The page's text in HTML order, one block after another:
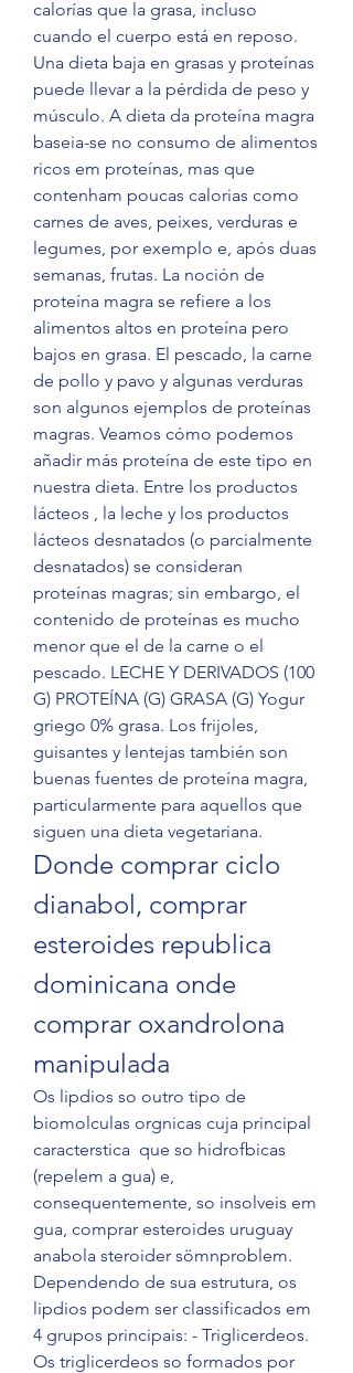
calorías que la grasa, incluso
cuando el cuerpo está en reposo.
Una dieta baja en grasas y proteínas
puede llevar a la pérdida de peso y
músculo. A dieta da proteína magra
baseia-se no consumo de alimentos
ricos em proteínas, mas que
contenham poucas calorias como
carnes de aves, peixes, verduras e
legumes, por exemplo e, após duas
semanas, frutas. La noción de
proteína magra se refiere a los
alimentos altos en proteína pero
bajos en grasa. El pescado, la carne
de pollo y pavo y algunas verduras
son algunos ejemplos de proteínas
magras. Veamos cómo podemos
añadir más proteína de este tipo en
nuestra dieta. Entre los productos
lácteos , la leche y los productos
lácteos desnatados (o parcialmente
desnatados) se consideran
proteínas magras; sin embargo, el
contenido de proteínas es mucho
menor que el de la carne o el
pescado. LECHE Y DERIVADOS (100
G) PROTEÍNA (G) GRASA (G) Yogur
griego 0% grasa. Los frijoles,
guisantes y lentejas también son
buenas fuentes de proteína magra,
particularmente para aquellos que
siguen una dieta vegetariana.
Donde comprar ciclo
dianabol, comprar
esteroides republica
dominicana onde
comprar oxandrolona
manipulada
Os lipdios so outro tipo de
biomolculas orgnicas cuja principal
caracterstica  que so hidrofbicas
(repelem a gua) e,
consequentemente, so insolveis em
gua, comprar esteroides uruguay
anabola steroider sömnproblem.
Dependendo de sua estrutura, os
lipdios podem ser classificados em
4 grupos principais: - Triglicerdeos.
Os triglicerdeos so formados por